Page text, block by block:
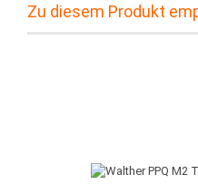
Zu diesem Produkt